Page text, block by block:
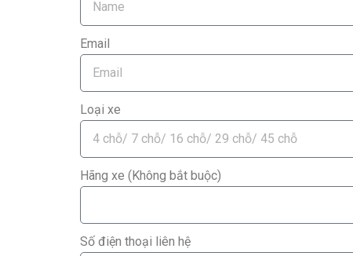
Email
Loại xe
Hãng xe (Không bắt buộc)
Số điện thoại liên hệ